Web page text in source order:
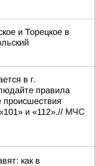
и Торецкое в
в г.
правила
происшествия
и «112».// МЧС
как в